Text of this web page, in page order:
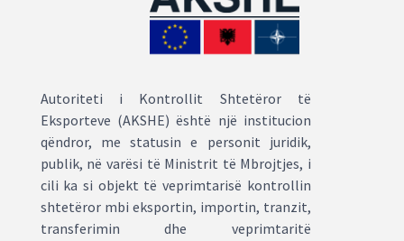
Autoriteti i Kontrollit Shtetëror të
Eksporteve (AKSHE) është një institucion
qëndror, me statusin e personit juridik,
publik, në varësi të Ministrit të Mbrojtjes, i
cili ka si objekt të veprimtarisë kontrollin
shtetëror mbi eksportin, importin, tranzit,
transferimin dhe veprimtaritë